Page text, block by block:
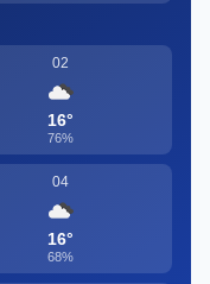
02
16°
76%
04
16°
68%